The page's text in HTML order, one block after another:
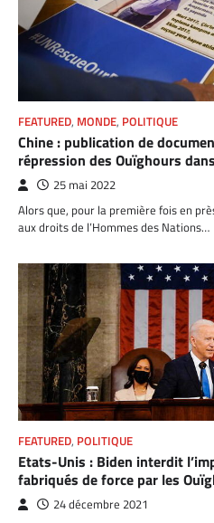
FEATURED, MONDE, POLITIQUE
Chine : publication de
répression des Ouïghours
25 mai 2022
Alors que, pour la première fois en
aux droits de l’Hommes des Nations…
FEATURED, POLITIQUE
Etats-Unis : Biden interdit
fabriqués de force par les
24 décembre 2021